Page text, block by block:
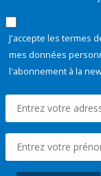
J'accepte les termes
mes données
l'abonnement à la